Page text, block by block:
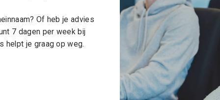
Of heb je advies
7 dagen per week bij
helpt je graag op weg.